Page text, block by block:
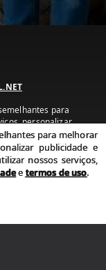
para
personalizar
Ao utilizar
de privacidade e
uso
para melhorar
publicidade e
nossos serviços,
etermos de uso.